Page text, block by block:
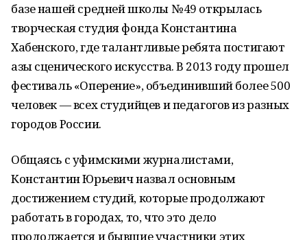
базе нашей средней школы № 49 открылась
творческая студия фонда Константина
Хабенского, где талантливые ребята постигают
азы сценического искусства. В 2013 году прошел
фестиваль «Оперение», объединивший более 500
человек — всех студийцев и педагогов из разных
городов России.
Общаясь с уфимскими журналистами,
Константин Юрьевич назвал основным
достижением студий, которые продолжают
работать в городах, то, что это дело
продолжается и бывшие участники этих